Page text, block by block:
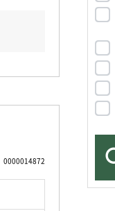
0000014872